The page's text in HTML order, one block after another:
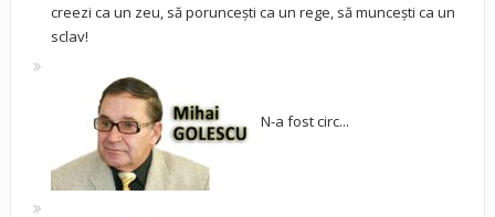
creezi ca un zeu, să poruncești ca un rege, să muncești ca un
sclav!
N-a fost circ...